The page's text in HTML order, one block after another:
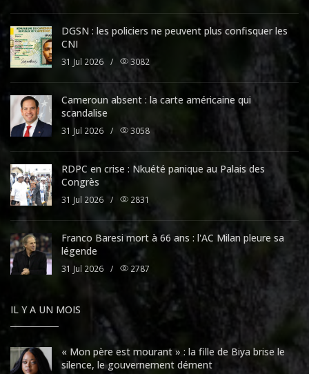
DGSN : les policiers ne peuvent plus confisquer les
CNI
31 Jul 2026 / 3082
Cameroun absent : la carte américaine qui
scandalise
31 Jul 2026 / 3058
RDPC en crise : Nkuété panique au Palais des
Congrès
31 Jul 2026 / 2831
Franco Baresi mort à 66 ans : l'AC Milan pleure sa
légende
31 Jul 2026 / 2787
IL Y A UN MOIS
« Mon père est mourant » : la fille de Biya brise le
silence, le gouvernement dément